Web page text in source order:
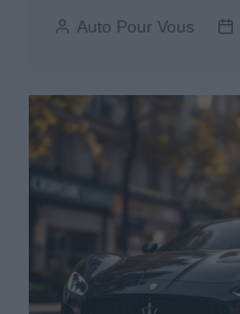
Auto Pour Vous